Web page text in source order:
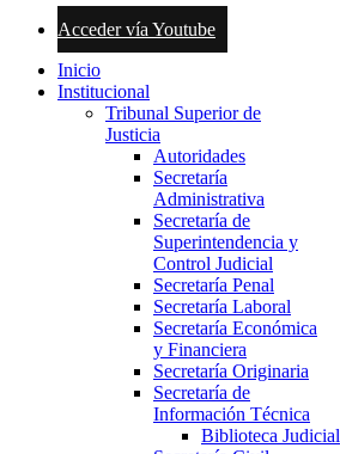
Acceder vía Youtube
Inicio
Institucional
Tribunal Superior de
Justicia
Autoridades
Secretaría
Administrativa
Secretaría de
Superintendencia y
Control Judicial
Secretaría Penal
Secretaría Laboral
Secretaría Económica
y Financiera
Secretaría Originaria
Secretaría de
Información Técnica
Biblioteca Judicial